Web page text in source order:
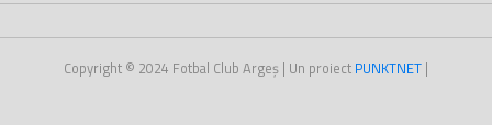
Copyright © 2024 Fotbal Club Argeș | Un proiect PUNKTNET |